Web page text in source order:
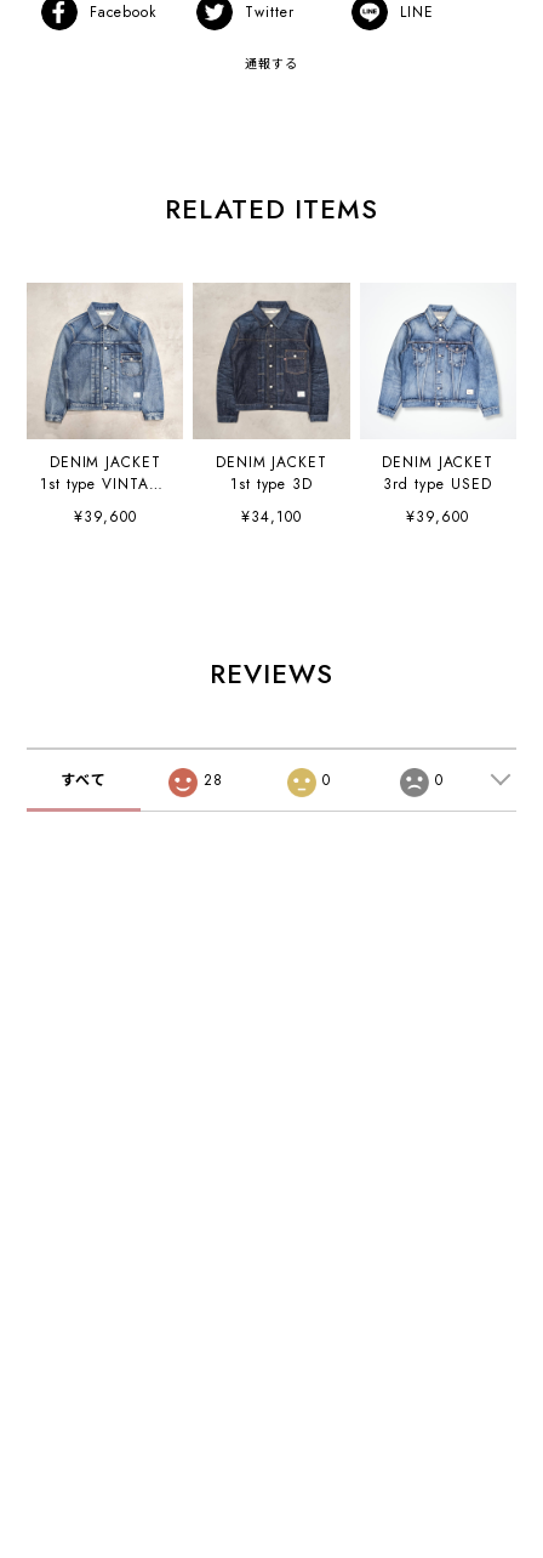
Facebook Twitter LINE
通報する
RELATED ITEMS
DENIM JACKET
1st type VINTAGE
USED
¥39,600
DENIM JACKET
1st type 3D
¥34,100
DENIM JACKET
3rd type USED
¥39,600
REVIEWS
すべて 28 0 0